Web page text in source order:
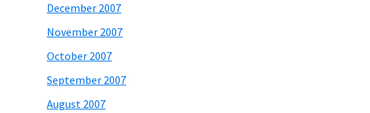
December 2007
November 2007
October 2007
September 2007
August 2007